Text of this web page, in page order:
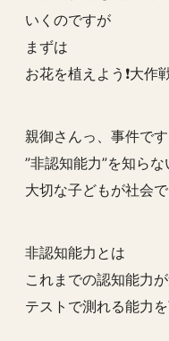
いくのですが
まずは
お花を植えよう❗️大作
親御さんっ、事件で
”非認知能力”を知らな
大切な子どもが社会
非認知能力とは
これまでの認知能力
テストで測れる能力を